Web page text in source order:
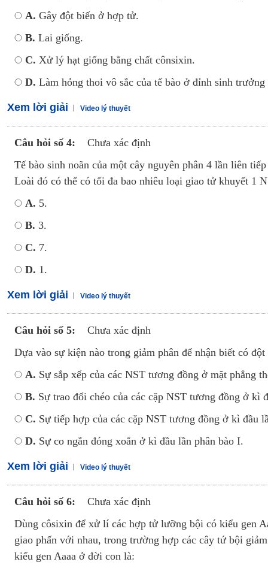
A. Gây đột biến ở hợp tử.
B. Lai giống.
C. Xử lý hạt giống bằng chất cônsixin.
D. Làm hỏng thoi vô sắc của tế bào ở đỉnh sinh trưởng
Xem lời giải Video lý thuyết
Câu hỏi số 4:
Chưa xác định
Tế bào sinh noãn của một cây nguyên phân 4 lần liên
Loài đó có thể có tối đa bao nhiêu loại giao tử khuyết 1
A. 5.
B. 3.
C. 7.
D. 1.
Xem lời giải Video lý thuyết
Câu hỏi số 5:
Chưa xác định
Dựa vào sự kiện nào trong giảm phân để nhận biết có
A. Sự sắp xếp của các NST tương đồng ở mặt phẳng
B. Sự trao đổi chéo của các cặp NST tương đồng ở kì
C. Sự tiếp hợp của các cặp NST tương đồng ở kì đầu
D. Sự co ngắn đóng xoắn ở kì đầu lần phân bào I.
Xem lời giải Video lý thuyết
Câu hỏi số 6:
Chưa xác định
Dùng côsixin để xử lí các hợp tử lưỡng bội có kiểu gen
giao phấn với nhau, trong trường hợp các cây tứ bội
kiểu gen Aaaa ở đời con là: